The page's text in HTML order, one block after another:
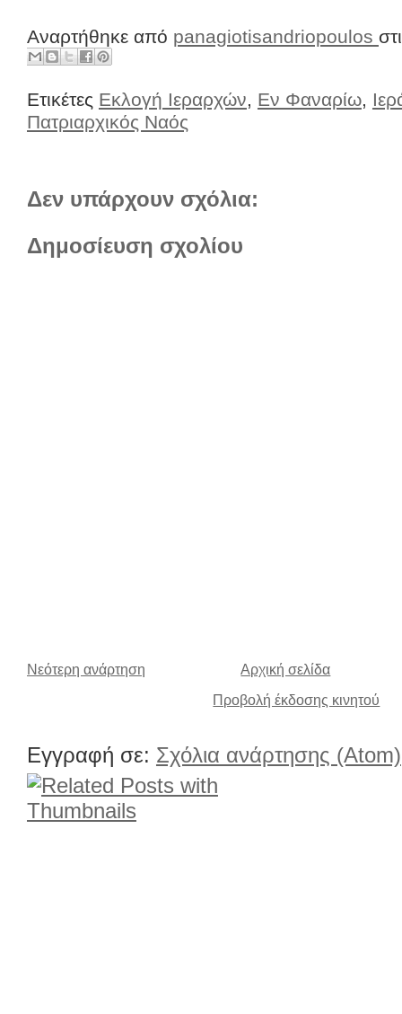
Αναρτήθηκε από panagiotisandriopoulos
Ετικέτες Εκλογή Ιεραρχών, Εν Φαναρίω,
Πατριαρχικός Ναός
Δεν υπάρχουν σχόλια:
Δημοσίευση σχολίου
Νεότερη ανάρτηση
Αρχική σελίδα
Προβολή έκδοσης κινητού
Εγγραφή σε: Σχόλια ανάρτησης (Atom)